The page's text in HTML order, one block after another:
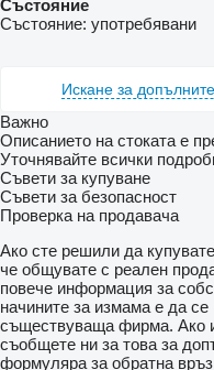
Състояние
Състояние: употребявани
Искане за
Важно
Описанието на стоката е
Уточнявайте всички
Съвети за купуване
Съвети за безопасност
Проверка на продавача
Ако сте решили да
че общувате с реален
повече информация за
начините за измама е да
съществуваща фирма. Ако
съобщете ни за това за
формуляра за обратна